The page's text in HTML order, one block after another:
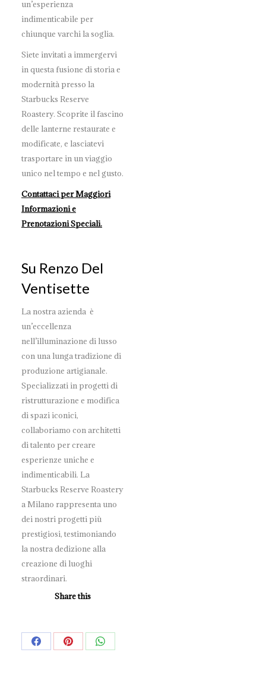
un’esperienza
indimenticabile per
chiunque varchi la soglia.
Siete invitati a immergervi
in questa fusione di storia e
modernità presso la
Starbucks Reserve
Roastery. Scoprite il fascino
delle lanterne restaurate e
modificate, e lasciatevi
trasportare in un viaggio
unico nel tempo e nel gusto.
Contattaci per Maggiori
Informazioni e
Prenotazioni Speciali.
Su Renzo Del
Ventisette
La nostra azienda è
un’eccellenza
nell’illuminazione di lusso
con una lunga tradizione di
produzione artigianale.
Specializzati in progetti di
ristrutturazione e modifica
di spazi iconici,
collaboriamo con architetti
di talento per creare
esperienze uniche e
indimenticabili. La
Starbucks Reserve Roastery
a Milano rappresenta uno
dei nostri progetti più
prestigiosi, testimoniando
la nostra dedizione alla
creazione di luoghi
straordinari.
Share this
Share Share Share